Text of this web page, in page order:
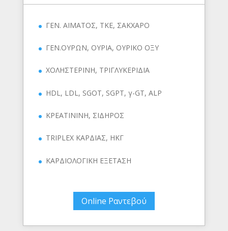
ΓΕΝ. ΑΙΜΑΤΟΣ, ΤΚΕ, ΣΑΚΧΑΡΟ
ΓΕΝ.ΟΥΡΩΝ, ΟΥΡΙΑ, ΟΥΡΙΚΟ ΟΞΥ
ΧΟΛΗΣΤΕΡΙΝΗ, ΤΡΙΓΛΥΚΕΡΙΔΙΑ
HDL, LDL, SGOT, SGPT, γ-GT, ALP
ΚΡΕΑΤΙΝΙΝΗ, ΣΙΔΗΡΟΣ
TRIPLEX ΚΑΡΔΙΑΣ, ΗΚΓ
ΚΑΡΔΙΟΛΟΓΙΚΗ ΕΞΕΤΑΣΗ
Online Ραντεβού